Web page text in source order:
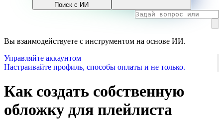
Поиск с ИИ
Вы взаимодействуете с инструментом на основе ИИ.
Управляйте аккаунтом
Настраивайте профиль, способы оплаты и не только.
Как создать собственную
обложку для плейлиста